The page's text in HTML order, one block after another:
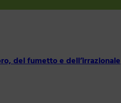
del fumetto e dell’irrazionale